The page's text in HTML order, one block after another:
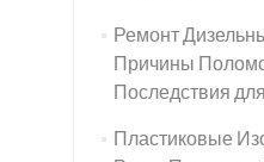
Ремонт
Причины
Последствия
Пластиковые